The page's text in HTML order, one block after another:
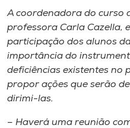
A coordenadora do curso
professora Carla Cazella,
participação dos alunos
importância do
deficiências existentes no
propor ações que serão
dirimi-las.
– Haverá uma reunião